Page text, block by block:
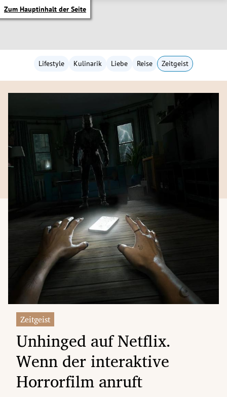
Zum Hauptinhalt der Seite
Untermenü
Untermenü
Untermenü
Untermenü
Untermenü
Untermenü
Untermenü
Lifestyle Kulinarik Liebe Reise Zeitgeist
Zeitgeist
Unhinged auf Netflix.
Wenn der interaktive
Horrorfilm anruft